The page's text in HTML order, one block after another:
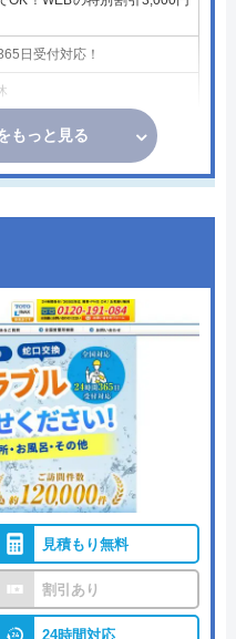
日受付対応！
もっと見る
見積もり無料
割引あり
24時間対応